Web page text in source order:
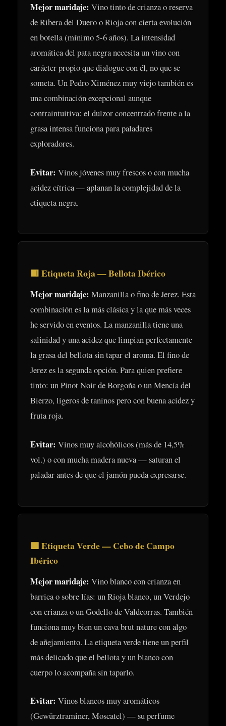
Mejor maridaje: Vino tinto de crianza o reserva
de Ribera del Duero o Rioja con cierta evolución
en botella (mínimo 5-6 años). La intensidad
aromática del pata negra necesita un vino con
carácter propio que dialogue con él, no que se
someta. Un Pedro Ximénez muy viejo también es
una combinación excepcional aunque
contraintuitiva: el dulzor concentrado frente a la
grasa intensa funciona para paladares
exploradores.
Evitar: Vinos jóvenes muy frescos o con mucha
acidez cítrica — aplanan la complejidad de la
etiqueta negra.
🟥 Etiqueta Roja — Bellota Ibérico
Mejor maridaje: Manzanilla o fino de Jerez. Esta
combinación es la más clásica y la que más veces
he servido en eventos. La manzanilla tiene una
salinidad y una acidez que limpian perfectamente
la grasa del bellota sin tapar el aroma. El fino de
Jerez es la segunda opción. Para quien prefiere
tinto: un Pinot Noir de Borgoña o un Mencía del
Bierzo, ligeros de taninos pero con buena acidez y
fruta roja.
Evitar: Vinos muy alcohólicos (más de 14,5%
vol.) o con mucha madera nueva — saturan el
paladar antes de que el jamón pueda expresarse.
🟩 Etiqueta Verde — Cebo de Campo
Ibérico
Mejor maridaje: Vino blanco con crianza en
barrica o sobre lías: un Rioja blanco, un Verdejo
con crianza o un Godello de Valdeorras. También
funciona muy bien un cava brut nature con algo
de añejamiento. La etiqueta verde tiene un perfil
más delicado que el bellota y un blanco con
cuerpo lo acompaña sin taparlo.
Evitar: Vinos blancos muy aromáticos
(Gewürztraminer, Moscatel) — su perfume